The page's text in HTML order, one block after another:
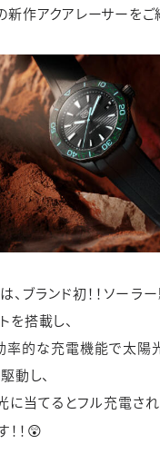
新作アクアレーサーをご
、ブランド初！！ソーラ
を搭載し、
率的な充電機能で太陽
動し、
に当てるとフル充電され
！ 😲